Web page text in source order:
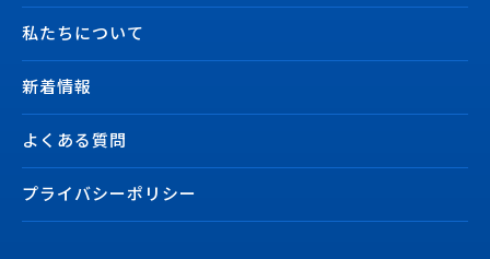
私たちについて
新着情報
よくある質問
プライバシーポリシー